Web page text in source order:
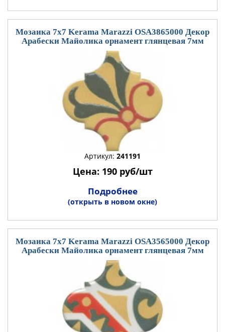
Мозаика 7x7 Kerama Marazzi OSA3865000 Декор
Арабески Майолика орнамент глянцевая 7мм
Артикул: 241191
Цена: 190 руб/шт
Подробнее
(открыть в новом окне)
Мозаика 7x7 Kerama Marazzi OSA3565000 Декор
Арабески Майолика орнамент глянцевая 7мм